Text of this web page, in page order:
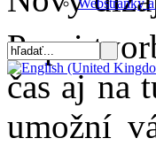
Webstránky
Popri
čas aj na
umožní